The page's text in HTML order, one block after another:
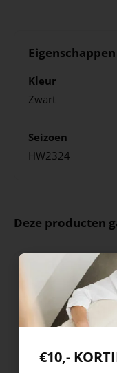
Eigenschappen
Kleur
Zwart
Seizoen
HW2324
Deze producten
€10,-